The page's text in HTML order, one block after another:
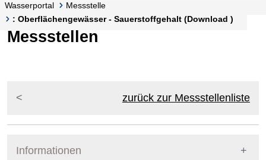
Wasserportal
Messstelle
: Oberflächengewässer - Sauerstoffgehalt (Download )
Messstellen
zurück zur Messstellenliste
Informationen